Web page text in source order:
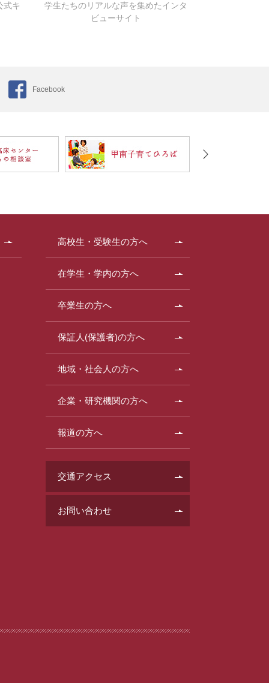
式キ
学生たちのリアルな声を集めたインタ
ビューサイト
Facebook
高校生・受験生の方へ
在学生・学内の方へ
卒業生の方へ
保証人(保護者)の方へ
地域・社会人の方へ
企業・研究機関の方へ
報道の方へ
交通アクセス
お問い合わせ